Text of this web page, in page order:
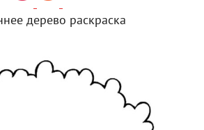
дерево раскраска